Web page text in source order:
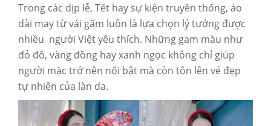
Trong các dịp lễ, Tết hay sự kiện truyền thống, áo
dài may từ vải gấm luôn là lựa chọn lý tưởng được
nhiều người Việt yêu thích. Những gam màu như
đỏ đô, vàng đồng hay xanh ngọc không chỉ giúp
người mặc trở nên nổi bật mà còn tôn lên vẻ đẹp
tự nhiên của làn da.